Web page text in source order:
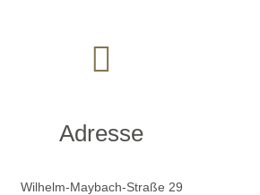
Adresse
Wilhelm-Maybach-Straße 29